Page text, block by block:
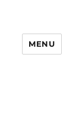
MENU